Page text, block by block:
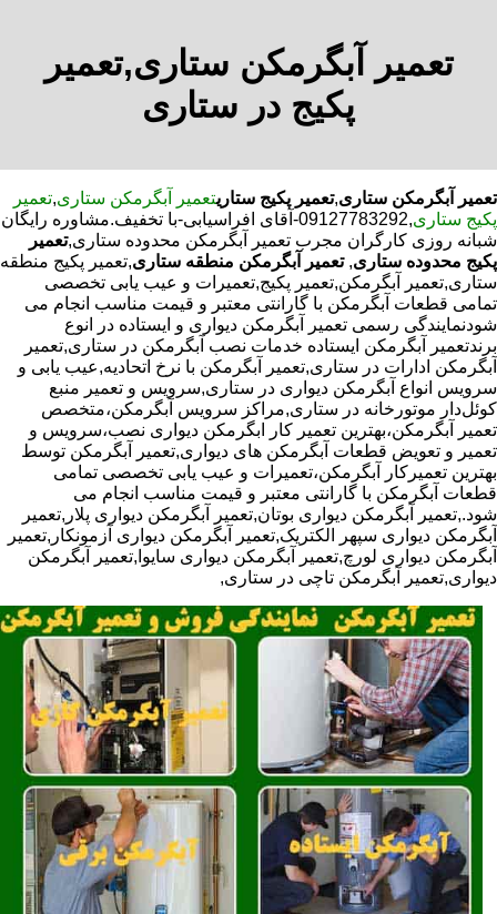
تعمیر آبگرمکن ستاری,تعمیر
پکیج در ستاری
تعمیر آبگرمکن ستاری,تعمیر پکیج ستاریتعمیر آبگرمکن ستاری,تعمیر
پکیج ستاری
,09127783292-آقای افراسیابی-با تخفیف.مشاوره رایگان
شبانه روزی کارگران مجرب تعمیر آبگرمکن محدوده ستاری,تعمیر
پکیج محدوده ستاری, تعمیر آبگرمکن منطقه ستاری,تعمیر پکیج منطقه
ستاری,تعمیر آبگرمکن,تعمیر پکیج,تعمیرات و عیب یابی تخصصی
تمامی قطعات آبگرمکن با گارانتی معتبر و قیمت مناسب انجام می
شودنمایندگی رسمی تعمیر آبگرمکن دیواری و ایستاده در انوع
برندتعمیر آبگرمکن ایستاده خدمات نصب آبگرمکن در ستاری,تعمیر
آبگرمکن ادارات در ستاری,تعمیر آبگرمکن با نرخ اتحادیه,عیب یابی و
سرویس انواع آبگرمکن دیواری در ستاری,سرویس و تعمیر منبع
کوئل‌دار موتورخانه در ستاری,مراکز سرویس آبگرمکن،متخصص
تعمیر آبگرمکن،بهترین تعمیر کار ابگرمکن دیواری نصب،سرویس و
تعمیر و تعویض قطعات آبگرمکن های دیواری,تعمیر آبگرمکن توسط
بهترین تعمیرکار آبگرمکن،تعمیرات و عیب یابی تخصصی تمامی
قطعات آبگرمکن با گارانتی معتبر و قیمت مناسب انجام می
شود.,تعمیر آبگرمکن دیواری بوتان,تعمیر آبگرمکن دیواری پلار,تعمیر
آبگرمکن دیواری سپهر الکتریک,تعمیر آبگرمکن دیواری آزمونکار,تعمیر
آبگرمکن دیواری لورچ,تعمیر آبگرمکن دیواری سایوا,تعمیر آبگرمکن
دیواری,تعمیر آبگرمکن تاچی در ستاری,